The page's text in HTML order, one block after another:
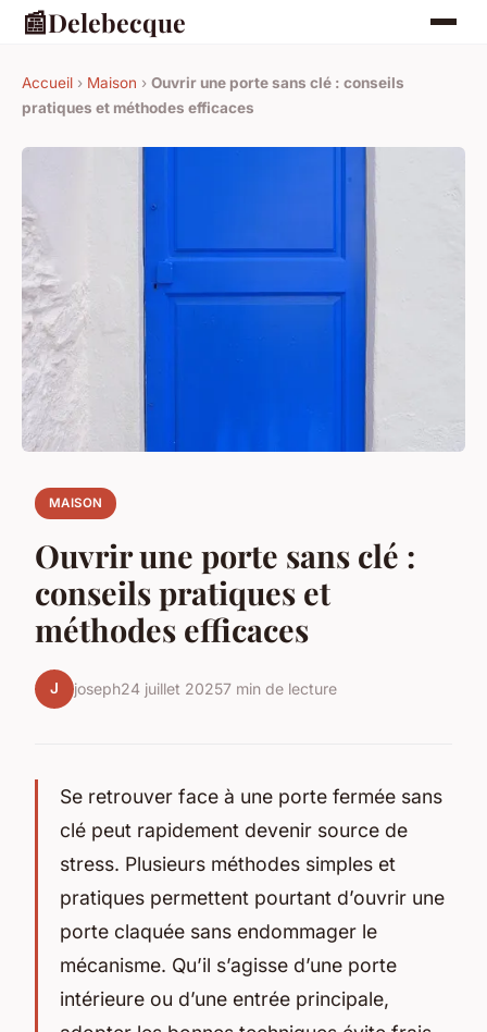
📰Delebecque
Accueil › Maison › Ouvrir une porte sans clé : conseils
pratiques et méthodes efficaces
MAISON
Ouvrir une porte sans clé :
conseils pratiques et
méthodes efficaces
J joseph24 juillet 20257 min de lecture
Se retrouver face à une porte fermée sans
clé peut rapidement devenir source de
stress. Plusieurs méthodes simples et
pratiques permettent pourtant d’ouvrir une
porte claquée sans endommager le
mécanisme. Qu’il s’agisse d’une porte
intérieure ou d’une entrée principale,